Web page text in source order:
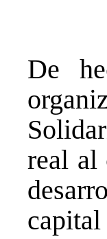
De
real al